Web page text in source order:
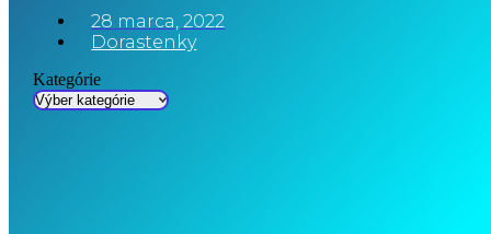
28 marca, 2022
Dorastenky
Kategórie